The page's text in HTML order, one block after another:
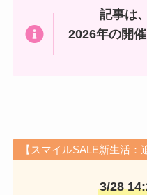
記事は
2026年の開
【スマイルSALE新生活：
3/28